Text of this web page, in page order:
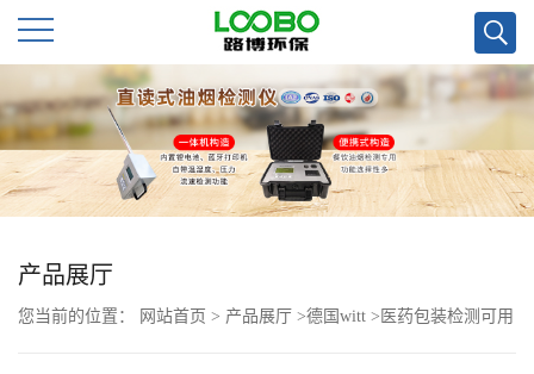
公
司
首
页
公
产品展厅
您当前的位置： 网站首页 > 产品展厅 >德国witt > 医药包装检测可用